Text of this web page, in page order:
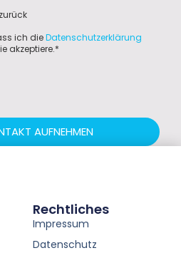
ich dieDatenschutzerklärung
akzeptiere.*
KONTAKT AUFNEHMEN
Rechtliches
Impressum
Datenschutz